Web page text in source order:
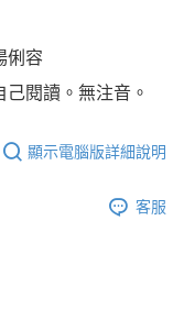
俐容
己閱讀。無注音。
顯示電腦版詳細說明
客服